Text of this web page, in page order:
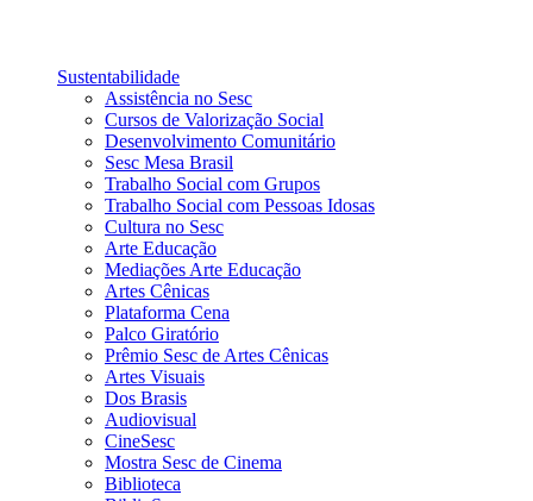
Sustentabilidade
Assistência no Sesc
Cursos de Valorização Social
Desenvolvimento Comunitário
Sesc Mesa Brasil
Trabalho Social com Grupos
Trabalho Social com Pessoas Idosas
Cultura no Sesc
Arte Educação
Mediações Arte Educação
Artes Cênicas
Plataforma Cena
Palco Giratório
Prêmio Sesc de Artes Cênicas
Artes Visuais
Dos Brasis
Audiovisual
CineSesc
Mostra Sesc de Cinema
Biblioteca